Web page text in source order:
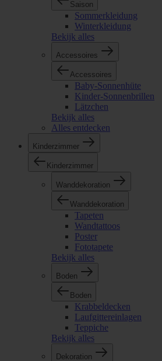
Saison
Sommerkleidung
Winterkleidung
Bekijk alles
Accessoires
Accessoires
Baby-Sonnenhüte
Kinder-Sonnenbrillen
Lätzchen
Bekijk alles
Alles entdecken
Kinderzimmer
Kinderzimmer
Wanddekoration
Wanddekoration
Tapeten
Wandtattoos
Poster
Fototapete
Bekijk alles
Boden
Boden
Krabbeldecken
Laufgittereinlagen
Teppiche
Bekijk alles
Dekoration